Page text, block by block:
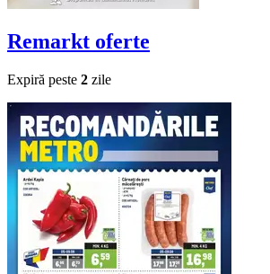
Remarkt oferte
Expiră peste 2 zile